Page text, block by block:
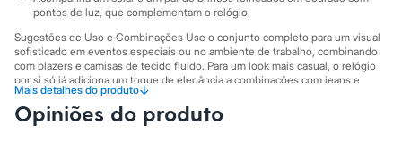
Tops
Moda íntima
Calcinhas
Cintas e Modeladores
Meias
Pijamas
Sutiãs e Tops
Moda praia
pontos de luz, que complementam o relógio.
Sugestões de Uso e Combinações Use o conjunto completo para um visual
sofisticado em eventos especiais ou no ambiente de trabalho, combinando
com blazers e camisas de tecido fluido. Para um look mais casual, o relógio
por si só já adiciona um toque de elegância a combinações com jeans e
camiseta. O colar e os brincos são delicados e podem ser usados juntos ou
separados para iluminar o rosto em qualquer ocasião.
Mais detalhes do produto↓
Opiniões do produto